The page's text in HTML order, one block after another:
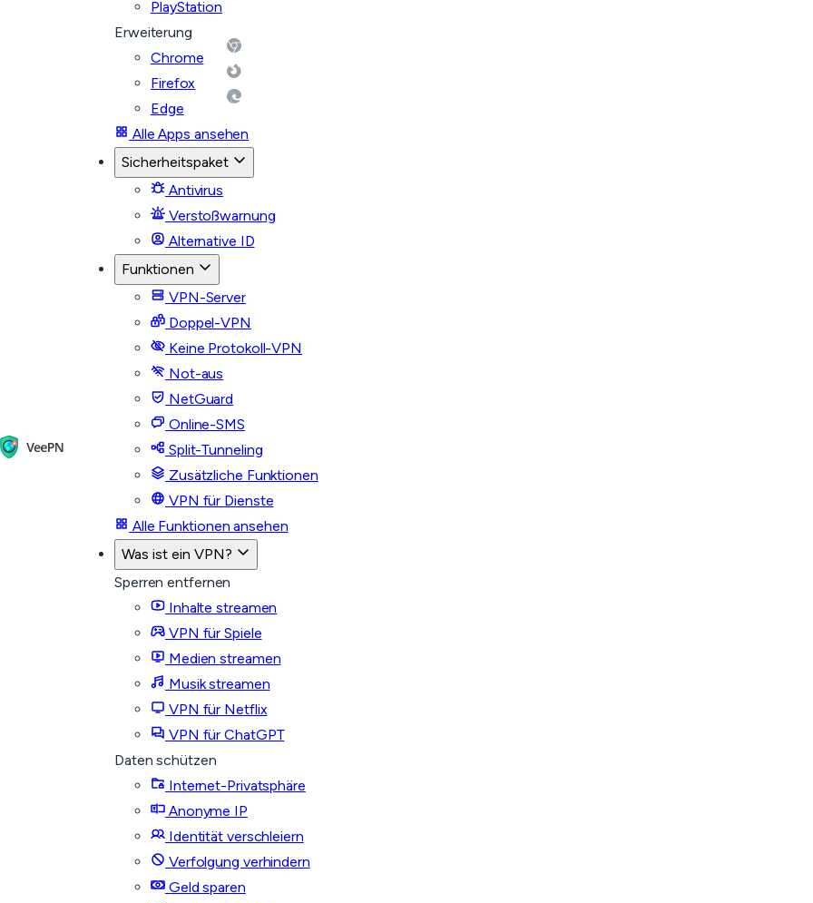
PlayStation
Erweiterung
Chrome
Firefox
Edge
Alle Apps ansehen
Sicherheitspaket
Antivirus
Verstoßwarnung
Alternative ID
Funktionen
VPN-Server
Doppel-VPN
Keine Protokoll-VPN
Not-aus
NetGuard
Online-SMS
Split-Tunneling
Zusätzliche Funktionen
VPN für Dienste
Alle Funktionen ansehen
Was ist ein VPN?
Sperren entfernen
Inhalte streamen
VPN für Spiele
Medien streamen
Musik streamen
VPN für Netflix
VPN für ChatGPT
Daten schützen
Internet-Privatsphäre
Anonyme IP
Identität verschleiern
Verfolgung verhindern
Geld sparen